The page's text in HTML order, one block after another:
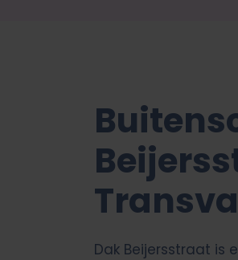
Dak Beijersstraat is